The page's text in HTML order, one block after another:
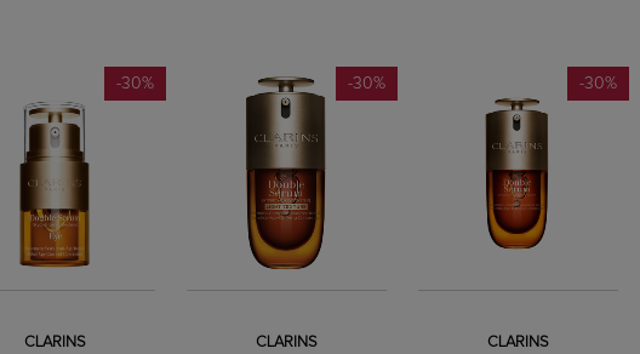
-30%
CLARINS
-30%
CLARINS
-30%
CLARINS